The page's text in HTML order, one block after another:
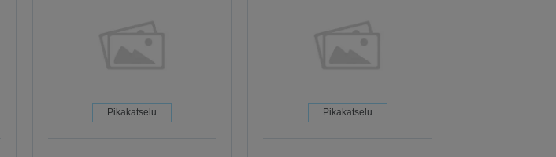
Pikakatselu Pikakatselu